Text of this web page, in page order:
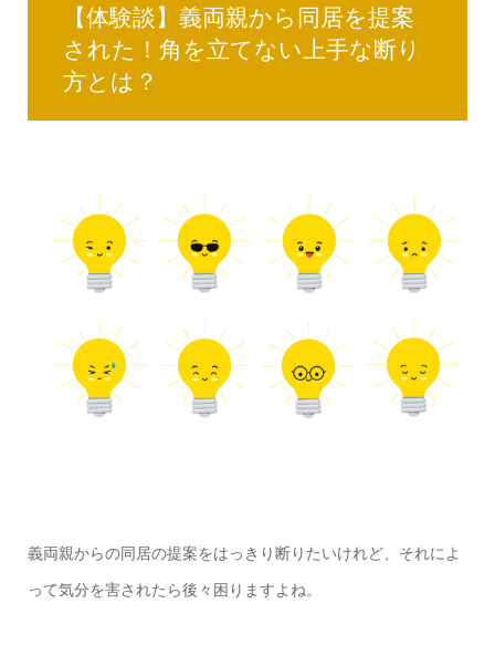
【体験談】義両親から同居を提案
された！角を立てない上手な断り
方とは？
義両親からの同居の提案をはっきり断りたいけれど、それによ
って気分を害されたら後々困りますよね。